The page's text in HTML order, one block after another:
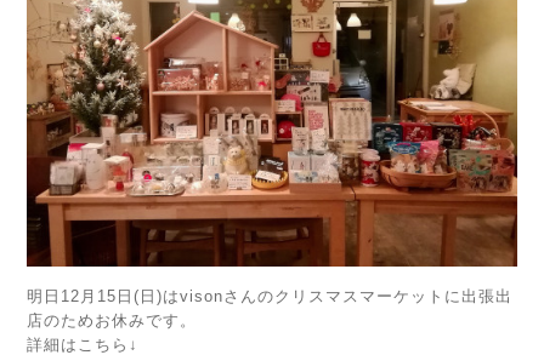
明日12月15日(日)はvisonさんのクリスマスマーケットに出張出
店のためお休みです。
詳細はこちら↓